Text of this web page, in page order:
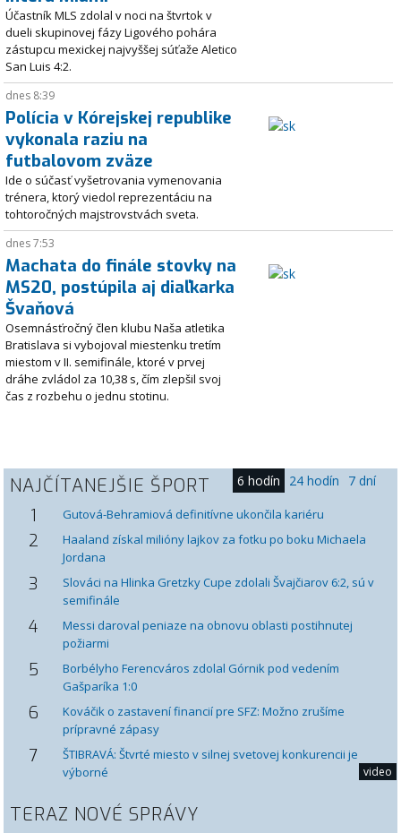
Účastník MLS zdolal v noci na štvrtok v
dueli skupinovej fázy Ligového pohára
zástupcu mexickej najvyššej súťaže Aletico
San Luis 4:2.
dnes 8:39
Polícia v Kórejskej republike
vykonala raziu na
futbalovom zväze
Ide o súčasť vyšetrovania vymenovania
trénera, ktorý viedol reprezentáciu na
tohtoročných majstrovstvách sveta.
dnes 7:53
Machata do finále stovky na
MS20, postúpila aj diaľkarka
Švaňová
Osemnásťročný člen klubu Naša atletika
Bratislava si vybojoval miestenku tretím
miestom v II. semifinále, ktoré v prvej
dráhe zvládol za 10,38 s, čím zlepšil svoj
čas z rozbehu o jednu stotinu.
NAJČÍTANEJŠIE ŠPORT 6 hodín 24 hodín 7 dní
1 Gutová-Behramiová definitívne ukončila kariéru
2
Haaland získal milióny lajkov za fotku po boku Michaela
Jordana
3
Slováci na Hlinka Gretzky Cupe zdolali Švajčiarov 6:2, sú v
semifinále
4
Messi daroval peniaze na obnovu oblasti postihnutej
požiarmi
5
Borbélyho Ferencváros zdolal Górnik pod vedením
Gašparíka 1:0
6
Kováčik o zastavení financií pre SFZ: Možno zrušíme
prípravné zápasy
7
ŠTIBRAVÁ: Štvrté miesto v silnej svetovej konkurencii je
výborné
video
TERAZ NOVÉ SPRÁVY